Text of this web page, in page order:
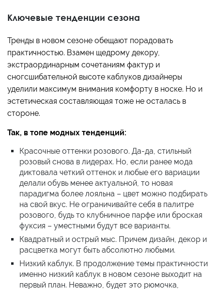
Ключевые тенденции сезона
Тренды в новом сезоне обещают порадовать
практичностью. Взамен щедрому декору,
экстраординарным сочетаниям фактур и
сногсшибательной высоте каблуков дизайнеры
уделили максимум внимания комфорту в носке. Но и
эстетическая составляющая тоже не осталась в
стороне.
Так, в топе модных тенденций:
Красочные оттенки розового. Да-да, стильный
розовый снова в лидерах. Но, если ранее мода
диктовала четкий оттенок и любые его вариации
делали обувь менее актуальной, то новая
парадигма более лояльна – цвет можно подбирать
на свой вкус. Не ограничивайте себя в палитре
розового, будь то клубничное парфе или броская
фуксия – уместными будут все варианты.
Квадратный и острый мыс. Причем дизайн, декор и
расцветка могут быть абсолютно любыми.
Низкий каблук. В продолжение темы практичности
именно низкий каблук в новом сезоне выходит на
первый план. Неважно, будет это рюмочка,